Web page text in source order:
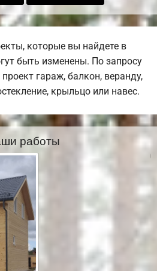
которые вы найдете в
быть изменены. По запросу
гараж, балкон, веранду,
крыльцо или навес.
работы